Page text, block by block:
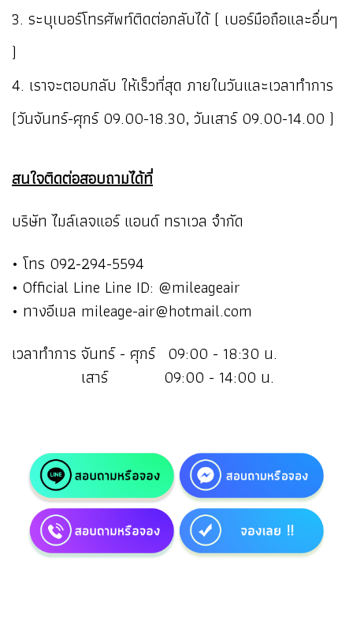
3. ระบุเบอร์โทรศัพท์ติดต่อกลับได้ ( เบอร์มือถือและอื่นๆ
)
4. เราจะตอบกลับ ให้เร็วที่สุด ภายในวันและเวลาทำการ
(วันจันทร์-ศุกร์ 09.00-18.30, วันเสาร์ 09.00-14.00 )
สนใจติดต่อสอบถามได้ที่
บริษัท ไมล์เลจแอร์ แอนด์ ทราเวล จำกัด
• โทร 092-294-5594
• Official Line Line ID: @mileageair
• ทางอีเมล mileage-air@hotmail.com
เวลาทำการ จันทร์ - ศุกร์ 09:00 - 18:30 น.
เสาร์ 09:00 - 14:00 น.